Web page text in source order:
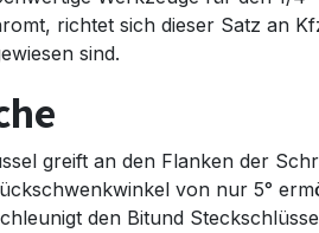
richtet sich dieser Satz an
sind.
greift an den Flanken der
von nur 5°
den Bitund